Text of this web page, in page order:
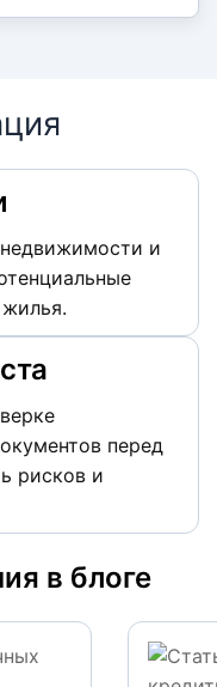
и
перед
рисков и
в блоге